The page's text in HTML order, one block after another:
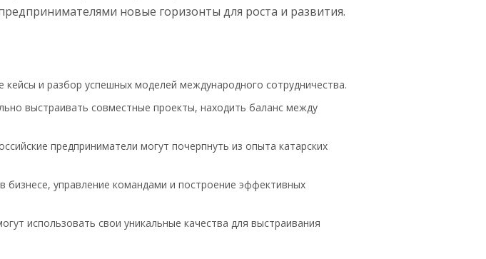
новые горизонты для роста и развития.
кейсы и разбор успешных моделей международного сотрудничества.
выстраивать совместные проекты, находить баланс между
предприниматели могут почерпнуть из опыта катарских
управление командами и построение эффективных
использовать свои уникальные качества для выстраивания